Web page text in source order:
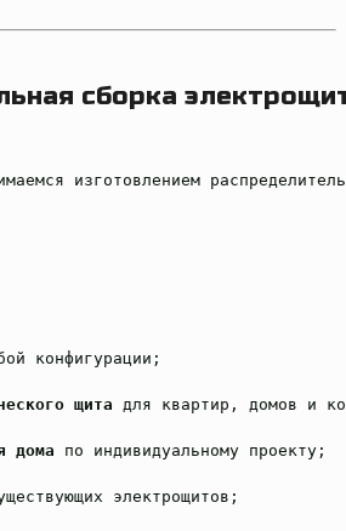
сборка
изготовлением
конфигурации;
щита для квартир, домов и
дома по индивидуальному проекту;
электрощитов;